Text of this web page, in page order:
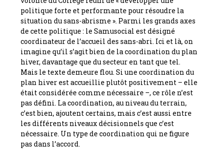
politique forte et performante pour résoudre la
situation du sans-abrisme ». Parmi les grands axes
de cette politique : le Samusocial est désigné
coordinateur de l’accueil des sans-abri. Ici et là, on
imagine qu’il s’agit bien de la coordination du plan
hiver, davantage que du secteur en tant que tel.
Mais le texte demeure flou. Si une coordination du
plan hiver est accueillie plutôt positivement – elle
était considérée comme nécessaire –, ce rôle n’est
pas défini. La coordination, au niveau du terrain,
c’est bien, ajoutent certains, mais c’est aussi entre
les différents niveaux décisionnels que c’est
nécessaire. Un type de coordination qui ne figure
pas dans l’accord.